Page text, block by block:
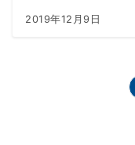
2019年12月9日